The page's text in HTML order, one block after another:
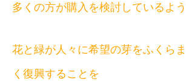
多くの方が購入を検討しているよう
花と緑が人々に希望の芽をふくら
く復興することを